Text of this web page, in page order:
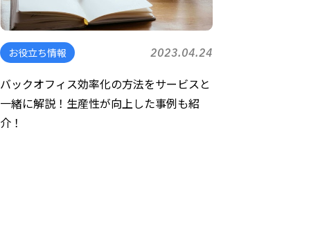
お役立ち情報 2023.04.24
バックオフィス効率化の方法をサービスと
一緒に解説！生産性が向上した事例も紹
介！